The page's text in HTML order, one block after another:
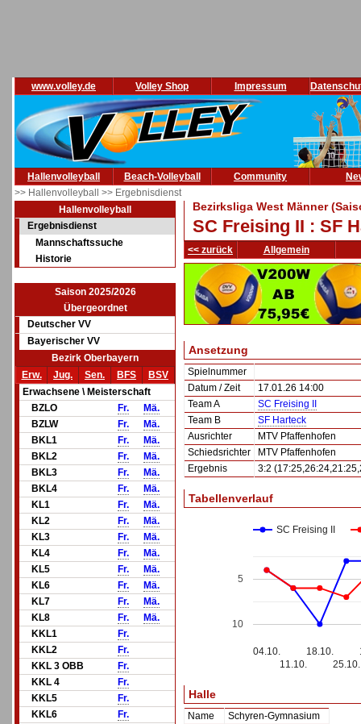
www.volley.de Volley Shop Impressum
Hallenvolleyball Beach-Volleyball Community
>> Hallenvolleyball >> Ergebnisdienst
Hallenvolleyball
Ergebnisdienst
Mannschaftssuche
Historie
Saison 2025/2026
Übergeordnet
Deutscher VV
Bayerischer VV
Bezirk Oberbayern
Erw.
Jug. Sen. BFS
BSV
Erwachsene \ Meisterschaft
BZLO
Fr.
Mä.
BZLW
Fr.
Mä.
BKL1
Fr.
Mä.
BKL2
Fr.
Mä.
BKL3
Fr.
Mä.
BKL4
Fr.
Mä.
KL1
Fr.
Mä.
KL2
Fr.
Mä.
KL3
Fr.
Mä.
KL4
Fr.
Mä.
KL5
Fr.
Mä.
KL6
Fr.
Mä.
KL7
Fr.
Mä.
KL8
Fr.
Mä.
KKL1
Fr.
KKL2
Fr.
KKL 3 OBB
Fr.
KKL 4
Fr.
KKL5
Fr.
KKL6
Fr.
Bezirksliga West Männer
SC Freising II : SF
<< zurück Allgemein
Ansetzung
Spielnummer
Datum / Zeit
17.01.26 14:00
Team A
SC Freising II
Team B
SF Harteck
Ausrichter
MTV Pfaffenhofen
Schiedsrichter
MTV Pfaffenhofen
Ergebnis
3:2
Tabellenverlauf
SC Freising II
04.10.
11.10.
18.10.
25.10.
5
10
Halle
Name
Schyren-Gymnasium